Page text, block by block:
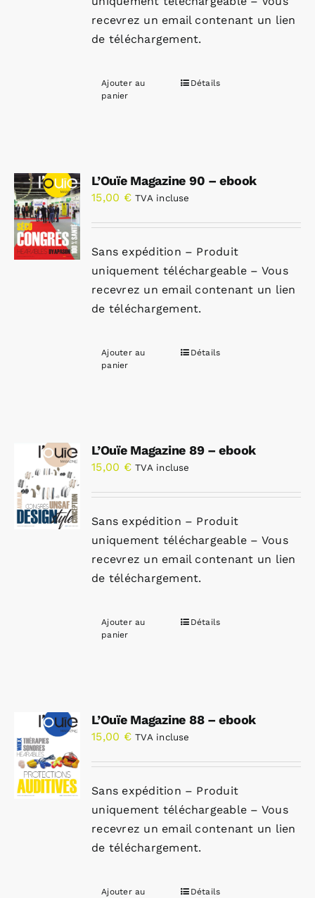
recevrez un email contenant un lien
de téléchargement.
Ajouter au
panier
Détails
L’Ouïe Magazine 90 – ebook
15,00 € TVA incluse
Sans expédition – Produit
uniquement téléchargeable – Vous
recevrez un email contenant un lien
de téléchargement.
Ajouter au
panier
Détails
L’Ouïe Magazine 89 – ebook
15,00 € TVA incluse
Sans expédition – Produit
uniquement téléchargeable – Vous
recevrez un email contenant un lien
de téléchargement.
Ajouter au
panier
Détails
L’Ouïe Magazine 88 – ebook
15,00 € TVA incluse
Sans expédition – Produit
uniquement téléchargeable – Vous
recevrez un email contenant un lien
de téléchargement.
Ajouter au
Détails